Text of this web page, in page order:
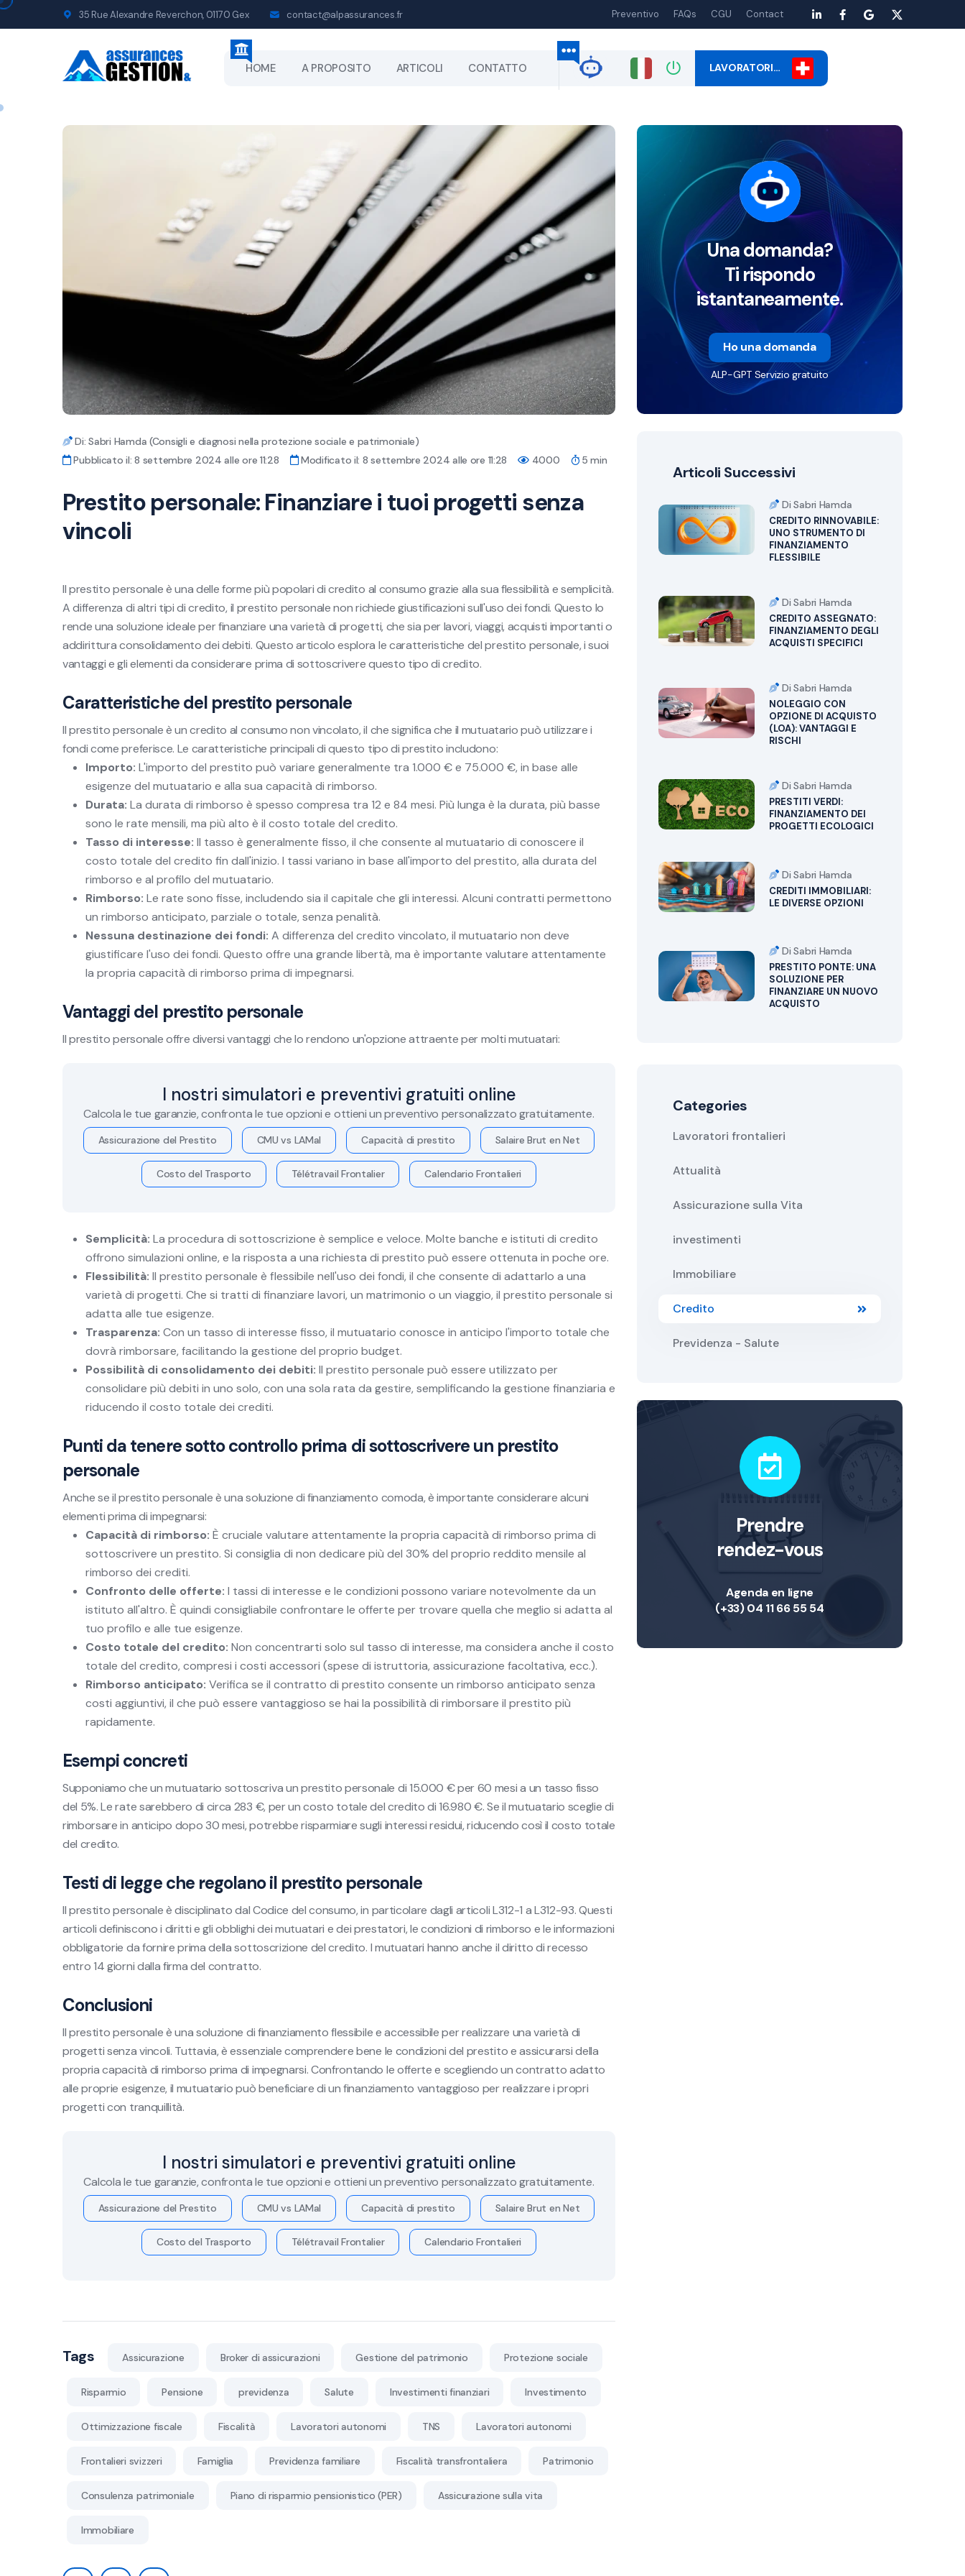
35 Rue Alexandre Reverchon, 01170 Gex contact@alpassurances.fr Preventivo FAQs CGU Contact
HOME A PROPOSITO ARTICOLI CONTATTO LAVORATORI…
Di: Sabri Hamda (Consigli e diagnosi nella protezione sociale e patrimoniale)
Pubblicato il: 8 settembre 2024 alle ore 11:28
Modificato il: 8 settembre 2024 alle ore 11:28 4000 5 min
Prestito personale: Finanziare i tuoi progetti senza
vincoli
Il prestito personale è una delle forme più popolari di credito al consumo grazie alla sua flessibilità e semplicità.
A differenza di altri tipi di credito, il prestito personale non richiede giustificazioni sull'uso dei fondi. Questo lo
rende una soluzione ideale per finanziare una varietà di progetti, che sia per lavori, viaggi, acquisti importanti o
addirittura consolidamento dei debiti. Questo articolo esplora le caratteristiche del prestito personale, i suoi
vantaggi e gli elementi da considerare prima di sottoscrivere questo tipo di credito.
Caratteristiche del prestito personale
Il prestito personale è un credito al consumo non vincolato, il che significa che il mutuatario può utilizzare i
fondi come preferisce. Le caratteristiche principali di questo tipo di prestito includono:
Importo: L'importo del prestito può variare generalmente tra 1.000 € e 75.000 €, in base alle
esigenze del mutuatario e alla sua capacità di rimborso.
Durata: La durata di rimborso è spesso compresa tra 12 e 84 mesi. Più lunga è la durata, più basse
sono le rate mensili, ma più alto è il costo totale del credito.
Tasso di interesse: Il tasso è generalmente fisso, il che consente al mutuatario di conoscere il
costo totale del credito fin dall'inizio. I tassi variano in base all'importo del prestito, alla durata del
rimborso e al profilo del mutuatario.
Rimborso: Le rate sono fisse, includendo sia il capitale che gli interessi. Alcuni contratti permettono
un rimborso anticipato, parziale o totale, senza penalità.
Nessuna destinazione dei fondi: A differenza del credito vincolato, il mutuatario non deve
giustificare l'uso dei fondi. Questo offre una grande libertà, ma è importante valutare attentamente
la propria capacità di rimborso prima di impegnarsi.
Vantaggi del prestito personale
Il prestito personale offre diversi vantaggi che lo rendono un'opzione attraente per molti mutuatari:
I nostri simulatori e preventivi gratuiti online
Calcola le tue garanzie, confronta le tue opzioni e ottieni un preventivo personalizzato gratuitamente.
Assicurazione del Prestito CMU vs LAMal Capacità di prestito Salaire Brut en Net
Costo del Trasporto Télétravail Frontalier Calendario Frontalieri
Semplicità: La procedura di sottoscrizione è semplice e veloce. Molte banche e istituti di credito
offrono simulazioni online, e la risposta a una richiesta di prestito può essere ottenuta in poche ore.
Flessibilità: Il prestito personale è flessibile nell'uso dei fondi, il che consente di adattarlo a una
varietà di progetti. Che si tratti di finanziare lavori, un matrimonio o un viaggio, il prestito personale si
adatta alle tue esigenze.
Trasparenza: Con un tasso di interesse fisso, il mutuatario conosce in anticipo l'importo totale che
dovrà rimborsare, facilitando la gestione del proprio budget.
Possibilità di consolidamento dei debiti: Il prestito personale può essere utilizzato per
consolidare più debiti in uno solo, con una sola rata da gestire, semplificando la gestione finanziaria e
riducendo il costo totale dei crediti.
Punti da tenere sotto controllo prima di sottoscrivere un prestito
personale
Anche se il prestito personale è una soluzione di finanziamento comoda, è importante considerare alcuni
elementi prima di impegnarsi:
Capacità di rimborso: È cruciale valutare attentamente la propria capacità di rimborso prima di
sottoscrivere un prestito. Si consiglia di non dedicare più del 30% del proprio reddito mensile al
rimborso dei crediti.
Confronto delle offerte: I tassi di interesse e le condizioni possono variare notevolmente da un
istituto all'altro. È quindi consigliabile confrontare le offerte per trovare quella che meglio si adatta al
tuo profilo e alle tue esigenze.
Costo totale del credito: Non concentrarti solo sul tasso di interesse, ma considera anche il costo
totale del credito, compresi i costi accessori (spese di istruttoria, assicurazione facoltativa, ecc.).
Rimborso anticipato: Verifica se il contratto di prestito consente un rimborso anticipato senza
costi aggiuntivi, il che può essere vantaggioso se hai la possibilità di rimborsare il prestito più
rapidamente.
Esempi concreti
Supponiamo che un mutuatario sottoscriva un prestito personale di 15.000 € per 60 mesi a un tasso fisso
del 5%. Le rate sarebbero di circa 283 €, per un costo totale del credito di 16.980 €. Se il mutuatario sceglie di
rimborsare in anticipo dopo 30 mesi, potrebbe risparmiare sugli interessi residui, riducendo così il costo totale
del credito.
Testi di legge che regolano il prestito personale
Il prestito personale è disciplinato dal Codice del consumo, in particolare dagli articoli L312-1 a L312-93. Questi
articoli definiscono i diritti e gli obblighi dei mutuatari e dei prestatori, le condizioni di rimborso e le informazioni
obbligatorie da fornire prima della sottoscrizione del credito. I mutuatari hanno anche il diritto di recesso
entro 14 giorni dalla firma del contratto.
Conclusioni
Il prestito personale è una soluzione di finanziamento flessibile e accessibile per realizzare una varietà di
progetti senza vincoli. Tuttavia, è essenziale comprendere bene le condizioni del prestito e assicurarsi della
propria capacità di rimborso prima di impegnarsi. Confrontando le offerte e scegliendo un contratto adatto
alle proprie esigenze, il mutuatario può beneficiare di un finanziamento vantaggioso per realizzare i propri
progetti con tranquillità.
I nostri simulatori e preventivi gratuiti online
Calcola le tue garanzie, confronta le tue opzioni e ottieni un preventivo personalizzato gratuitamente.
Assicurazione del Prestito CMU vs LAMal Capacità di prestito Salaire Brut en Net
Costo del Trasporto Télétravail Frontalier Calendario Frontalieri
Tags Assicurazione Broker di assicurazioni Gestione del patrimonio Protezione sociale
Risparmio Pensione previdenza Salute Investimenti finanziari Investimento
Ottimizzazione fiscale Fiscalità Lavoratori autonomi TNS Lavoratori autonomi
Frontalieri svizzeri Famiglia Previdenza familiare Fiscalità transfrontaliera Patrimonio
Consulenza patrimoniale Piano di risparmio pensionistico (PER) Assicurazione sulla vita
Immobiliare
Una domanda?
Ti rispondo
istantaneamente.
Ho una domanda
ALP-GPT Servizio gratuito
Articoli Successivi
Di Sabri Hamda
CREDITO RINNOVABILE:
UNO STRUMENTO DI
FINANZIAMENTO
FLESSIBILE
Di Sabri Hamda
CREDITO ASSEGNATO:
FINANZIAMENTO DEGLI
ACQUISTI SPECIFICI
Di Sabri Hamda
NOLEGGIO CON
OPZIONE DI ACQUISTO
(LOA): VANTAGGI E
RISCHI
Di Sabri Hamda
PRESTITI VERDI:
FINANZIAMENTO DEI
PROGETTI ECOLOGICI
Di Sabri Hamda
CREDITI IMMOBILIARI:
LE DIVERSE OPZIONI
Di Sabri Hamda
PRESTITO PONTE: UNA
SOLUZIONE PER
FINANZIARE UN NUOVO
ACQUISTO
Categories
Lavoratori frontalieri
Attualità
Assicurazione sulla Vita
investimenti
Immobiliare
Credito
Previdenza - Salute
Prendre
rendez-vous
Agenda en ligne
(+33) 04 11 66 55 54